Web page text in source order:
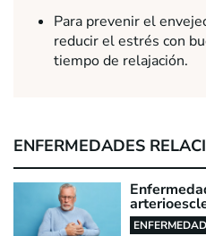
Para prevenir el
reducir el estrés con
tiempo de relajación.
ENFERMEDADES